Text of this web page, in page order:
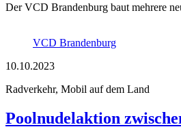
Der VCD Brandenburg baut mehrere
VCD Brandenburg
10.10.2023
Radverkehr, Mobil auf dem Land
Poolnudelaktion